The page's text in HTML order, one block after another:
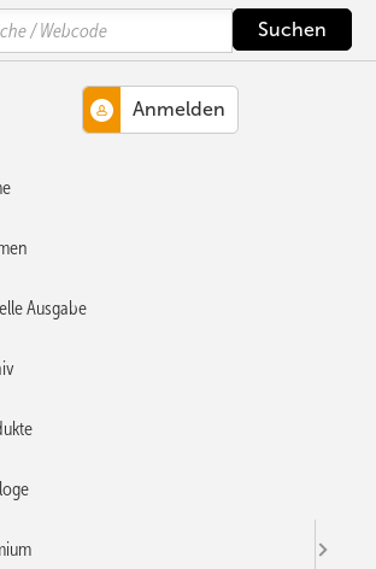
Bauen
Spatenstich für
Ausgabe